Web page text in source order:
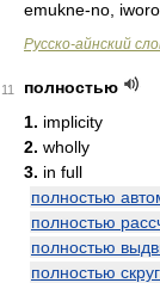
emukne-no, iworo
Русско-айнский
11
полностью
1. implicity
2. wholly
3. in full
полностью
полностью
полностью
полностью